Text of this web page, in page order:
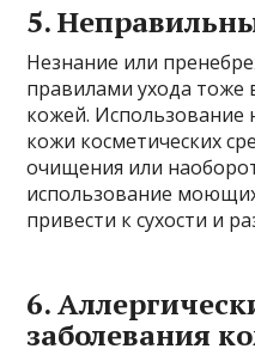
5.
Незнание или
правилами ухода тоже
кожей. Использование
кожи косметических
очищения или
использование
привести к сухости и
6.
заболевания